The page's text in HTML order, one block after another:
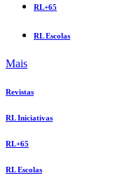
RL+65
RL Escolas
Mais
Revistas
RL Iniciativas
RL+65
RL Escolas